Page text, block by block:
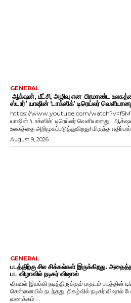
GENERAL
ஆக்‌ஷன், மீட்சி, அழிவு என பிரமாண்ட உலகத்தை
ஸ்டார்’ யாஷின் ‘டாக்ஸிக்’ டிரெய்லர்
https://www.youtube.com/
யாஷின் ‘டாக்ஸிக்’ டிரெய்லர் வெளியானது!
உலகத்தை அறிமுகப்படுத்துகிறது!
August 9, 2026
GENERAL
படத்திற்கு சில சிக்கல்கள் இருக்கிறது.
பட விழாவில் நடிகர் விஷால்
விஷால் இயக்கி நடித்திருக்கும் மகுடம் படத்தின்
சென்னையில் நடந்தது. நிகழ்வில் நடிகர் விஷால் பேசியதாவது, "அனைவருக்கும்
வணக்கம்....